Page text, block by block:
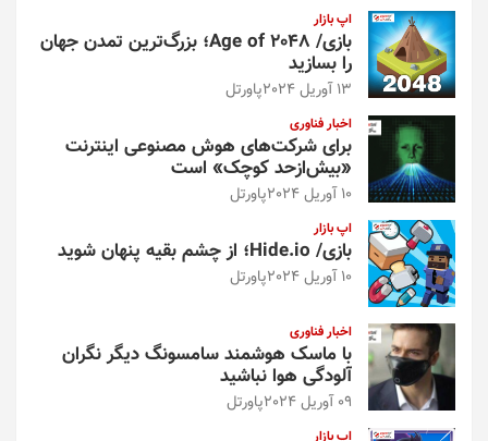
اپ بازار
بازی/ Age of 2048؛ بزرگ‌ترین تمدن جهان
را بسازید
13 آوریل 2024 پاورتل
اخبار فناوری
برای شرکت‌های هوش مصنوعی اینترنت
«بیش‌از‌حد کوچک» است
10 آوریل 2024 پاورتل
اپ بازار
بازی/ Hide.io؛ از چشم بقیه پنهان شوید
10 آوریل 2024 پاورتل
اخبار فناوری
با ماسک هوشمند سامسونگ دیگر نگران
آلودگی هوا نباشید
09 آوریل 2024 پاورتل
اپ بازار